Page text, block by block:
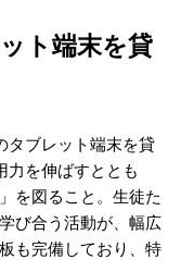
ト端末を貸
タブレット端末を貸
力を伸ばすととも
を図ること。生徒た
び合う活動が、幅広
も完備しており、特